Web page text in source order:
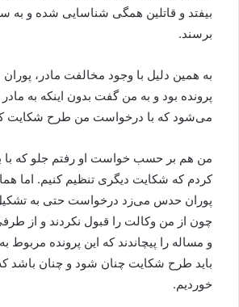
بیفتد و قاتلین همگی شناسایی شده و به
برسند.
به همین دلیل با وجود مخالفت مادر، پوران
پرونده بود و به من گفت بدون اینکه به
می‌شود که با درخواست من طرح شکایت
من هم بر حسب خواست او رفتم جلو که
کردم که شکایت دیگری تنظیم کنیم. اما
پوران حدس می‌زد درخواست حتی به
چون از من وکالت را قبول نکردند و از طرفی
و مساله را پیچاندند که این پرونده مربوط
باید طرح شکایت چنان شود و چنان باشد
خوردیم.